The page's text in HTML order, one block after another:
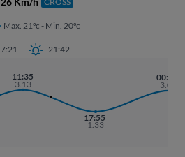
Max. 21ºc - Min. 20ºc
7:21 21:42
11:35
3.13
17:55
1.33
00:14
3.07